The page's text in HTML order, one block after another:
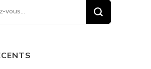
quelque